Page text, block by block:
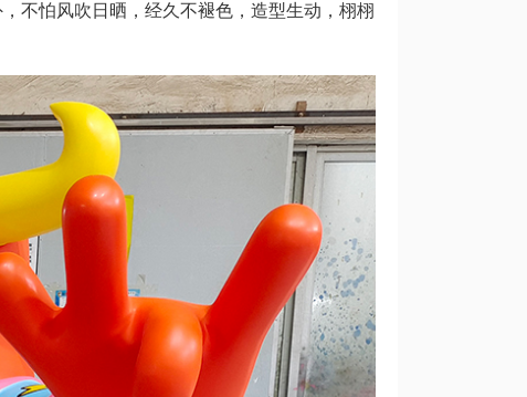
不怕风吹日晒，经久不褪色，造型生动，栩栩